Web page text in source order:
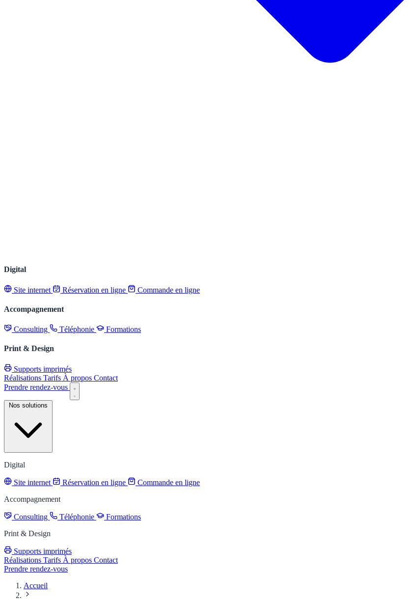
Digital
Site internet Réservation en ligne Commande en ligne
Accompagnement
Consulting Téléphonie Formations
Print & Design
Supports imprimés
Réalisations Tarifs À propos Contact
Prendre rendez-vous
Digital
Site internet Réservation en ligne
Commande en ligne
Accompagnement
Consulting Téléphonie
Formations
Print & Design
Supports imprimés
Réalisations Tarifs À propos Contact
Prendre rendez-vous
Accueil